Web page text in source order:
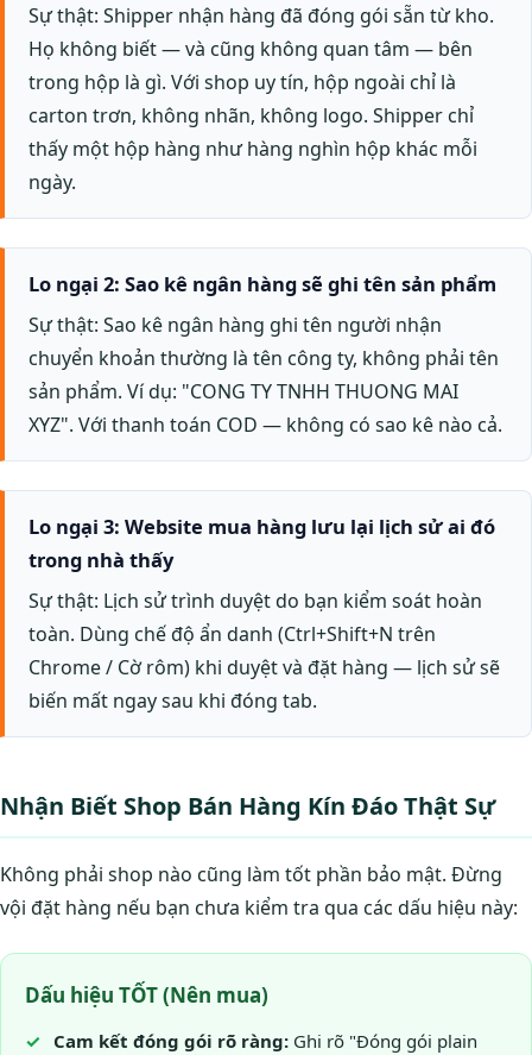
Sự thật: Shipper nhận hàng đã đóng gói sẵn từ kho.
Họ không biết — và cũng không quan tâm — bên
trong hộp là gì. Với shop uy tín, hộp ngoài chỉ là
carton trơn, không nhãn, không logo. Shipper chỉ
thấy một hộp hàng như hàng nghìn hộp khác mỗi
ngày.
Lo ngại 2: Sao kê ngân hàng sẽ ghi tên sản phẩm
Sự thật: Sao kê ngân hàng ghi tên người nhận
chuyển khoản thường là tên công ty, không phải tên
sản phẩm. Ví dụ: "CONG TY TNHH THUONG MAI
XYZ". Với thanh toán COD — không có sao kê nào cả.
Lo ngại 3: Website mua hàng lưu lại lịch sử ai đó
trong nhà thấy
Sự thật: Lịch sử trình duyệt do bạn kiểm soát hoàn
toàn. Dùng chế độ ẩn danh (Ctrl+Shift+N trên
Chrome / Cờ rôm) khi duyệt và đặt hàng — lịch sử sẽ
biến mất ngay sau khi đóng tab.
Nhận Biết Shop Bán Hàng Kín Đáo Thật Sự
Không phải shop nào cũng làm tốt phần bảo mật. Đừng
vội đặt hàng nếu bạn chưa kiểm tra qua các dấu hiệu này:
Dấu hiệu TỐT (Nên mua)
Cam kết đóng gói rõ ràng: Ghi rõ "Đóng gói plain